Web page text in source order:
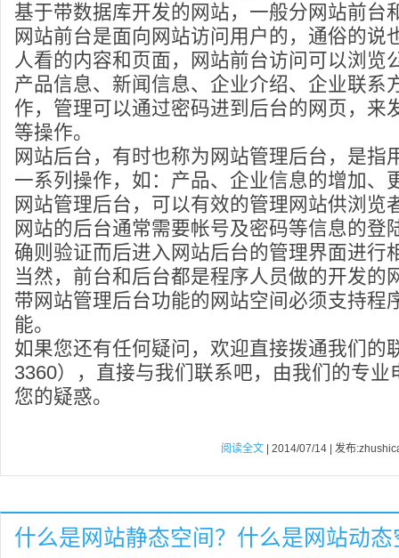
基于带数据库开发的网站，一般分网站前台
网站前台是面向网站访问用户的，通俗的说
人看的内容和页面，网站前台访问可以浏览
产品信息、新闻信息、企业介绍、企业联系
作，管理可以通过密码进到后台的网页，来
等操作。
网站后台，有时也称为网站管理后台，是指
一系列操作，如：产品、企业信息的增加、
网站管理后台，可以有效的管理网站供浏览
网站的后台通常需要帐号及密码等信息的登
确则验证而后进入网站后台的管理界面进行
当然，前台和后台都是程序人员做的开发的
带网站管理后台功能的网站空间必须支持程
能。
如果您还有任何疑问，欢迎直接拨通我们的
3360），直接与我们联系吧，由我们的专业
您的疑惑。
阅读全文 | 2014/07/14 | 发布
什么是网站静态空间？什么是网站动态